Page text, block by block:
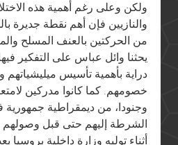
ولكن وعلى رغم أهمية هذه
والنازيين فإن أهم نقطة جديرة
من الحركتين بالعنف المسلح
يحثنا وائل عباس على التفكير
دراية بأهمية تأسيس ميليشياتهم
خصومهم. كما كانوا مدركين
وجنودا، من ديمقراطية جمهورية
الشرطة إليهم حتى قبل وصولهم